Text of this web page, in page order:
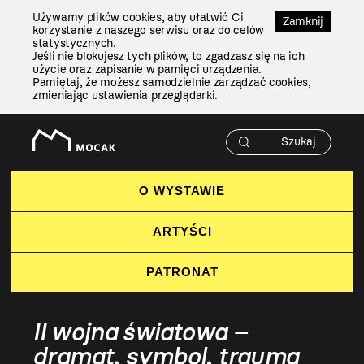
Zamknij
Używamy plików cookies, aby ułatwić Ci
korzystanie z naszego serwisu oraz do celów
statystycznych.
Jeśli nie blokujesz tych plików, to zgadzasz się na ich
użycie oraz zapisanie w pamięci urządzenia.
Pamiętaj, że możesz samodzielnie zarządzać cookies,
zmieniając ustawienia przeglądarki.
O WYSTAWIE
ARTYŚCI
PATRONAT
II wojna światowa –
dramat, symbol, trauma